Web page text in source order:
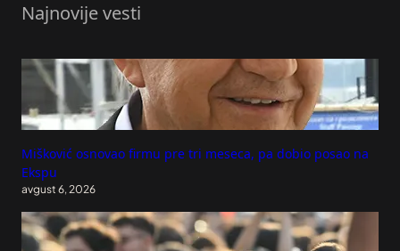
Najnovije vesti
Mišković osnovao firmu pre tri meseca, pa dobio posao na
Ekspu
avgust 6, 2026